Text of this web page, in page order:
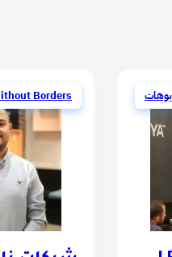
Borders